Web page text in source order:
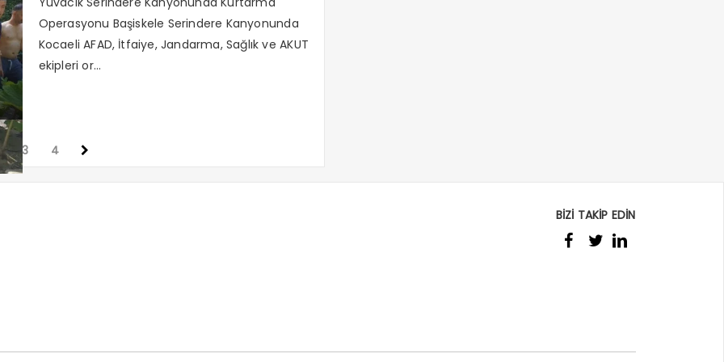
Operasyonu Başiskele Serindere Kanyonunda
Kocaeli AFAD, İtfaiye, Jandarma, Sağlık ve AKUT
ekipleri or...
3 4
BİZİ TAKİP EDİN